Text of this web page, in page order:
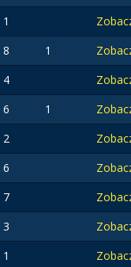
1
8 1
4
6 1
2
6
7
3
1